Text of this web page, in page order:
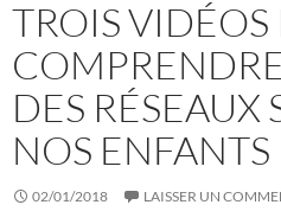
TROIS VIDÉOS
DES RÉSEAUX
NOS ENFANTS
02/01/2018 LAISSER UN